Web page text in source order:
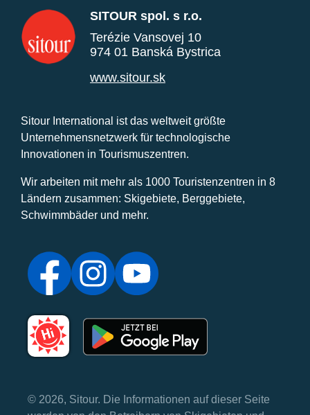
SITOUR spol. s r.o.
Terézie Vansovej 10
974 01 Banská Bystrica
www.sitour.sk
Sitour International ist das weltweit größte
Unternehmensnetzwerk für technologische
Innovationen in Tourismuszentren.
Wir arbeiten mit mehr als 1000 Touristenzentren in 8
Ländern zusammen: Skigebiete, Berggebiete,
Schwimmbäder und mehr.
© 2026, Sitour. Die Informationen auf dieser Seite